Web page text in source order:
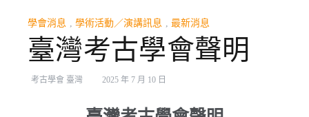
學會消息 學術活動／演講訊息 最新消息
臺灣考古學會聲明
考古學會 臺灣 2025 年 7 月 10 日